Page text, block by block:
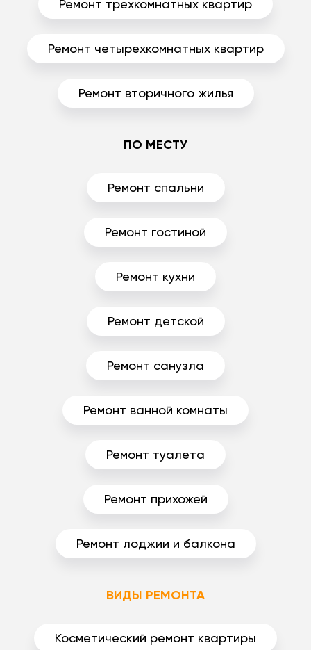
Ремонт трехкомнатных квартир
Ремонт четырехкомнатных квартир
Ремонт вторичного жилья
ПО МЕСТУ
Ремонт спальни
Ремонт гостиной
Ремонт кухни
Ремонт детской
Ремонт санузла
Ремонт ванной комнаты
Ремонт туалета
Ремонт прихожей
Ремонт лоджии и балкона
ВИДЫ РЕМОНТА
Косметический ремонт квартиры